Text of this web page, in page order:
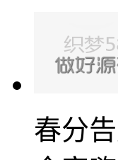
春分